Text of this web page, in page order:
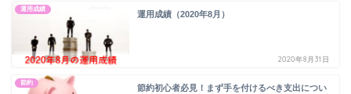
運用成績
運用成績（2020年8月）
2020年8月31日
節約
節約初心者必見！まず手を付けるべき支出につい